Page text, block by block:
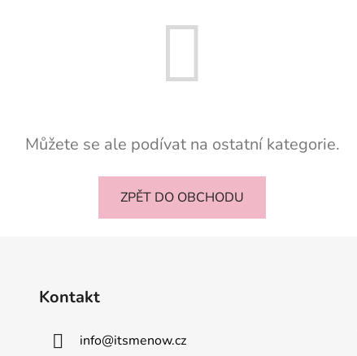
Můžete se ale podívat na ostatní kategorie.
ZPĚT DO OBCHODU
Kontakt
info@itsmenow.cz